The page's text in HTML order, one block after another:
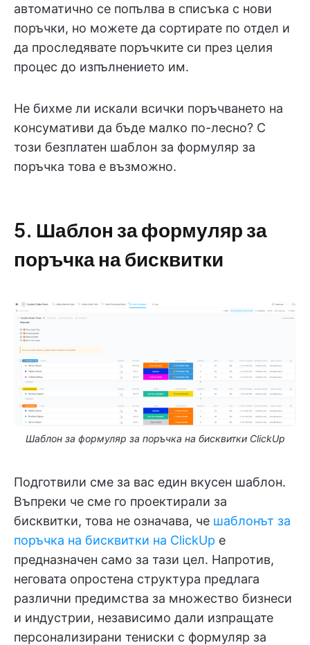
автоматично се попълва в списъка с нови
поръчки, но можете да сортирате по отдел и
да проследявате поръчките си през целия
процес до изпълнението им.
Не бихме ли искали всички поръчването на
консумативи да бъде малко по-лесно? С
този безплатен шаблон за формуляр за
поръчка това е възможно.
5. Шаблон за формуляр за
поръчка на бисквитки
Шаблон за формуляр за поръчка на бисквитки ClickUp
Подготвили сме за вас един вкусен шаблон.
Въпреки че сме го проектирали за
бисквитки, това не означава, че шаблонът за
поръчка на бисквитки на ClickUp е
предназначен само за тази цел. Напротив,
неговата опростена структура предлага
различни предимства за множество бизнеси
и индустрии, независимо дали изпращате
персонализирани тениски с формуляр за